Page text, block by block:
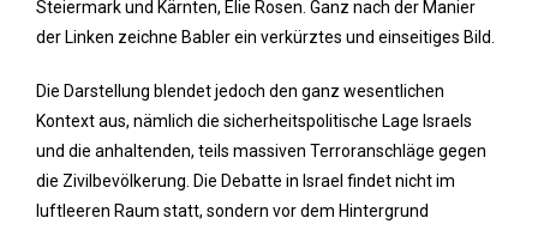
Steiermark und Kärnten, Elie Rosen. Ganz nach der Manier
der Linken zeichne Babler ein verkürztes und einseitiges Bild.
Die Darstellung blendet jedoch den ganz wesentlichen
Kontext aus, nämlich die sicherheitspolitische Lage Israels
und die anhaltenden, teils massiven Terroranschläge gegen
die Zivilbevölkerung. Die Debatte in Israel findet nicht im
luftleeren Raum statt, sondern vor dem Hintergrund